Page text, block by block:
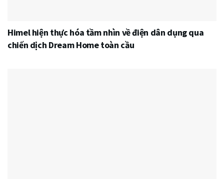
Himel hiện thực hóa tầm nhìn về điện dân dụng qua
chiến dịch Dream Home toàn cầu